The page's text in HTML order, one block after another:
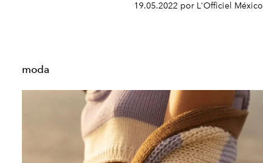
19.05.2022 por L'Officiel México
moda